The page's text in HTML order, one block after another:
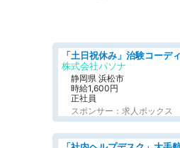
株式会社パソナ
静岡県 浜松市
時給1,600円
正社員
スポンサー：求人ボックス